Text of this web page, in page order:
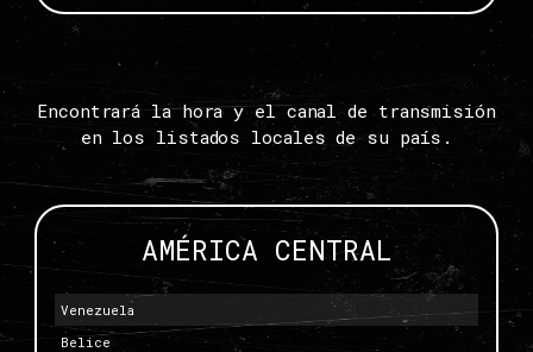
Encontrará la hora y el canal de transmisión
en los listados locales de su país.
AMÉRICA CENTRAL
Venezuela
Belice